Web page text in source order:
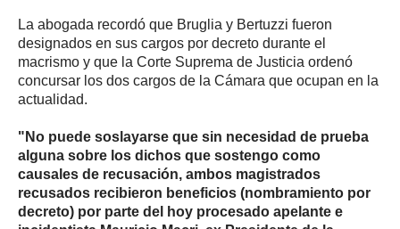
La abogada recordó que Bruglia y Bertuzzi fueron
designados en sus cargos por decreto durante el
macrismo y que la Corte Suprema de Justicia ordenó
concursar los dos cargos de la Cámara que ocupan en la
actualidad.
"No puede soslayarse que sin necesidad de prueba
alguna sobre los dichos que sostengo como
causales de recusación, ambos magistrados
recusados recibieron beneficios (nombramiento por
decreto) por parte del hoy procesado apelante e